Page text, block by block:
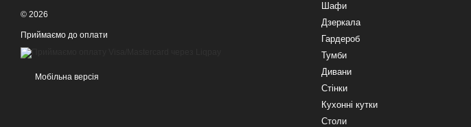
© 2026
Приймаємо до оплати
Мобільна версія
Шафи
Дзеркала
Гардероб
Тумби
Дивани
Стінки
Кухонні кутки
Столи